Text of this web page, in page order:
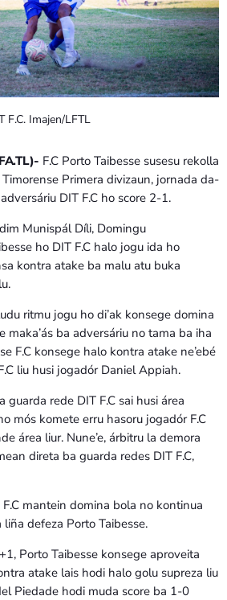
keyboard_arrow_down
- 10:00 AM
- 9:00 AM
- 10:00 AM
F.C. Imajen/LFTL
F.C Porto Taibesse susesu rekolla
Primera divizaun, jornada da-
DIT F.C ho score 2-1.
Munispál Díli, Domingu
ho DIT F.C halo jogu ida ho
kontra atake ba malu atu buka
ritmu jogu ho di’ak konsege domina
maka’ás ba adversáriu no tama ba iha
F.C konsege halo kontra atake ne’ebé
liu husi jogadór Daniel Appiah.
guarda rede DIT F.C sai husi área
mós komete erru hasoru jogadór F.C
área liur. Nune’e, árbitru la demora
direta ba guarda redes DIT F.C,
mantein domina bola no kontinua
liña defeza Porto Taibesse.
Porto Taibesse konsege aproveita
atake lais hodi halo golu supreza liu
Piedade hodi muda score ba 1-0